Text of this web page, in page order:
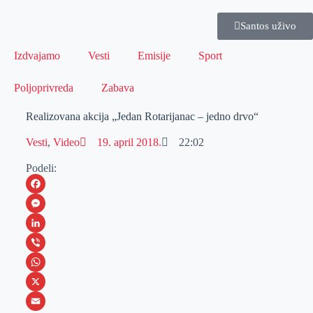
Santos uživo
Izdvajamo Vesti Emisije Sport
Poljoprivreda Zabava
Realizovana akcija „Jedan Rotarijanac – jedno drvo“
Vesti, Video 19. april 2018. 22:02
Podeli:
F
a
c
e
b
o
M
e
s
s
e
L
i
n
k
V
i
b
W
h
X